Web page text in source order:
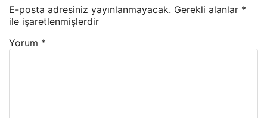
E-posta adresiniz yayınlanmayacak. Gerekli alanlar *
ile işaretlenmişlerdir
Yorum *